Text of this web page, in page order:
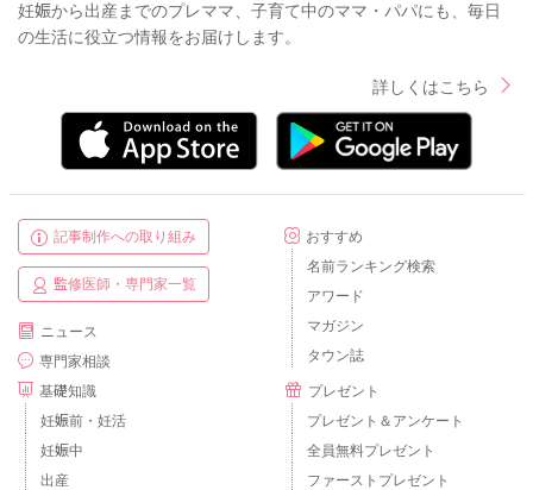
妊娠から出産までのプレママ、子育て中のママ・パパにも、毎日
の生活に役立つ情報をお届けします。
詳しくはこちら
記事制作への取り組み
監修医師・専門家一覧
ニュース
専門家相談
基礎知識
妊娠前・妊活
妊娠中
出産
おすすめ
名前ランキング検索
アワード
マガジン
タウン誌
プレゼント
プレゼント＆アンケート
全員無料プレゼント
ファーストプレゼント